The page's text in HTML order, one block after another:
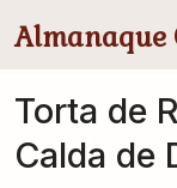
Almanaque
Torta de
Calda de